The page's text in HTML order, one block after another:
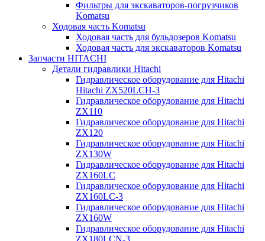
Фильтры для экскаваторов-погрузчиков
Komatsu
Ходовая часть Komatsu
Ходовая часть для бульдозеров Komatsu
Ходовая часть для экскаваторов Komatsu
Запчасти HITACHI
Детали гидравлики Hitachi
Гидравлическое оборудование для Hitachi
Hitachi ZX520LCH-3
Гидравлическое оборудование для Hitachi
ZX110
Гидравлическое оборудование для Hitachi
ZX120
Гидравлическое оборудование для Hitachi
ZX130W
Гидравлическое оборудование для Hitachi
ZX160LC
Гидравлическое оборудование для Hitachi
ZX160LC-3
Гидравлическое оборудование для Hitachi
ZX160W
Гидравлическое оборудование для Hitachi
ZX180LCN-3